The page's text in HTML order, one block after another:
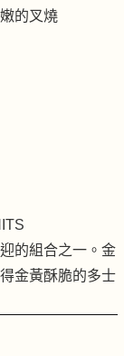
的叉燒
的組合之一。金
金黃酥脆的多士